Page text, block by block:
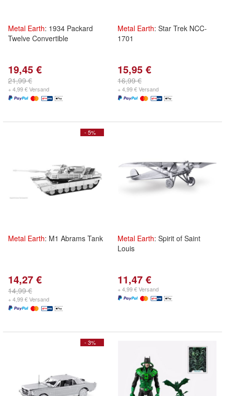
Metal Earth: 1934 Packard
Twelve Convertible
19,45 €
21,99 €
+ 4,99 € Versand
Metal Earth: Star Trek NCC-
1701
15,95 €
16,99 €
+ 4,99 € Versand
- 5%
Metal Earth: M1 Abrams Tank
14,27 €
14,99 €
+ 4,99 € Versand
Metal Earth: Spirit of Saint
Louis
11,47 €
+ 4,99 € Versand
- 3%